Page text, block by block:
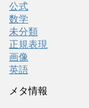
公式
数学
未分類
正規表現
画像
英語
メタ情報